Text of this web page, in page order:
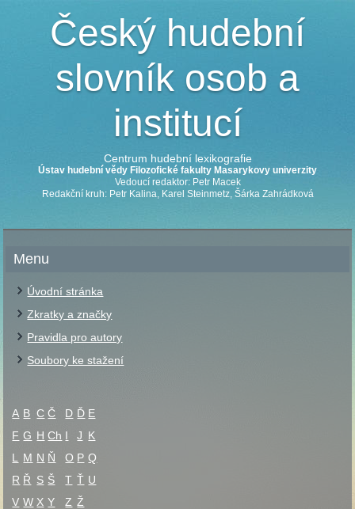
Český hudební
slovník osob a
institucí
Centrum hudební lexikografie
Ústav hudební vědy Filozofické fakulty Masarykovy univerzity
Vedoucí redaktor: Petr Macek
Redakční kruh: Petr Kalina, Karel Steinmetz, Šárka Zahrádková
Menu
Úvodní stránka
Zkratky a značky
Pravidla pro autory
Soubory ke stažení
A B C Č D Ď E
F G H Ch I J K
L
M N Ň O P Q
R Ř S Š T Ť U
V W X Y Z Ž